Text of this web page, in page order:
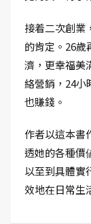
接着二次創業
的肯定。26歲
濟，更幸福美
絡營銷，24小
也賺錢。
作者以這本書
透她的各種價
以至到具體實
效地在日常生